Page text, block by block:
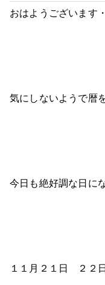
おはようございます・
気にしないようで暦
今日も絶好調な日に
１１月２１日 ２２